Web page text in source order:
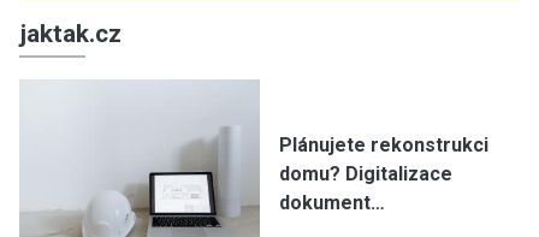
jaktak.cz
Plánujete rekonstrukci
domu? Digitalizace
dokument…